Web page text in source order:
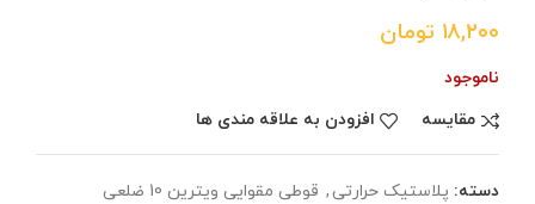
۱۸,۲۰۰ تومان
ناموجود
مقایسه
افزودن به علاقه مندی ها
دسته: پلاستیک حرارتی , قوطی مقوایی ویترین 10 ضلعی